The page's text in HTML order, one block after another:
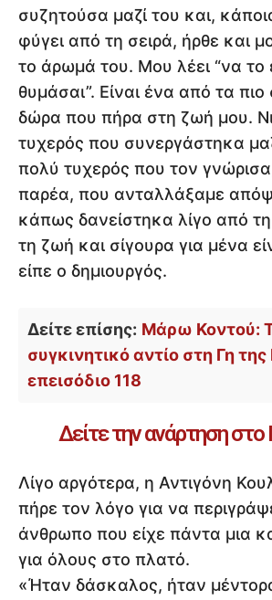
συζητούσα μαζί του και,
φύγει από τη σειρά, ήρθε και
το άρωμά του. Μου λέει “να το
θυμάσαι”. Είναι ένα από τα
δώρα που πήρα στη ζωή μου.
τυχερός που συνεργάστηκα
πολύ τυχερός που τον
παρέα, που ανταλλάξαμε
κάπως δανείστηκα λίγο από
τη ζωή και σίγουρα για μένα
είπε ο δημιουργός.
Δείτε επίσης: Μάρω Κοντού:
συγκινητικό αντίο στη Γη της
επεισόδιο 118
Δείτε την ανάρτηση στο
Λίγο αργότερα, η Αντιγόνη
πήρε τον λόγο για να
άνθρωπο που είχε πάντα μια
για όλους στο πλατό.
«Ήταν δάσκαλος, ήταν